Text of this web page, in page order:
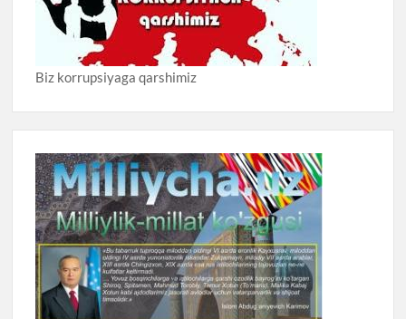
Biz korrupsiyaga qarshimiz